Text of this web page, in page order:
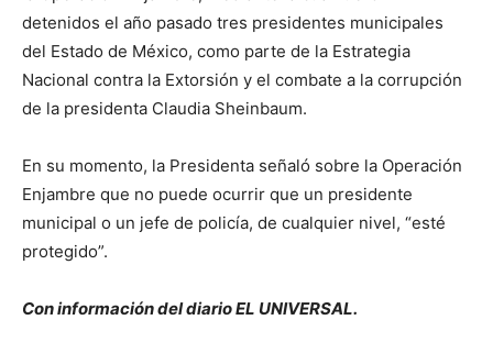
detenidos el año pasado tres presidentes municipales
del Estado de México, como parte de la Estrategia
Nacional contra la Extorsión y el combate a la corrupción
de la presidenta Claudia Sheinbaum.
En su momento, la Presidenta señaló sobre la Operación
Enjambre que no puede ocurrir que un presidente
municipal o un jefe de policía, de cualquier nivel, “esté
protegido”.
Con información del diario EL UNIVERSAL.